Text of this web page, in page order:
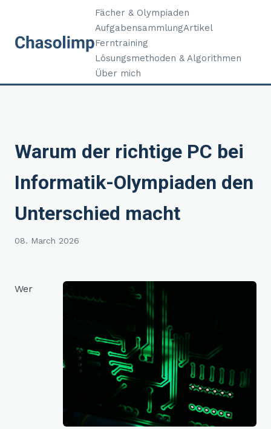
Fächer & Olympiaden
AufgabensammlungArtikel
Ferntraining
Lösungsmethoden & Algorithmen
Über mich
Warum der richtige PC bei
Informatik-Olympiaden den
Unterschied macht
08. March 2026
Wer